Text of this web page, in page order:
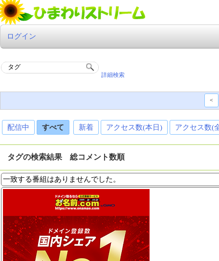
ログイン
詳細検索
<
配信中 すべて 新着 アクセス数(本日) アクセス数(
タグの検索結果 総コメント数順
一致する番組はありませんでした。